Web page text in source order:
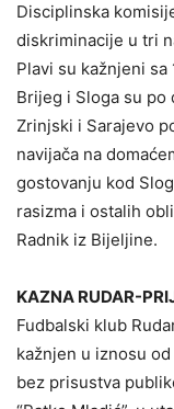
Disciplinska
diskriminacije u tri
Plavi su kažnjeni sa
Brijeg i Sloga su po
Zrinjski i Sarajevo
navijača na
gostovanju kod
rasizma i ostalih
Radnik iz Bijeljine.
KAZNA RUDAR-
Fudbalski klub
kažnjen u iznosu
bez prisustva